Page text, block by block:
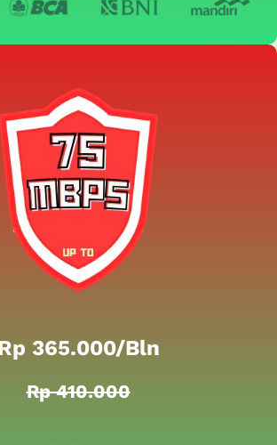
365.000/bln
Rp 410.000